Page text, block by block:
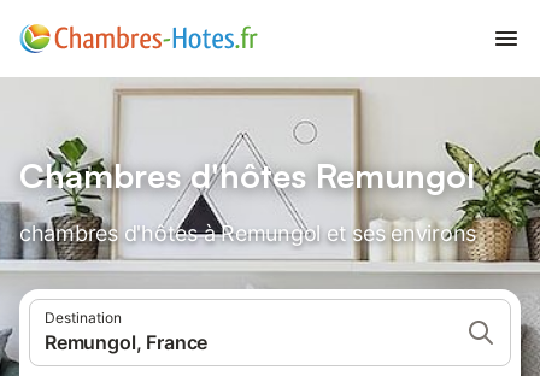
Chambres d'hôtes Remungol
chambres d'hôtes à Remungol et ses environs
Destination
Remungol, France